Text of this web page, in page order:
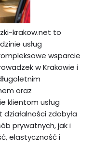
krakow.net to
usług
wsparcie
w Krakowie i
oraz
klientom usług
zdobyła
prywatnych, jak i
elastyczność i